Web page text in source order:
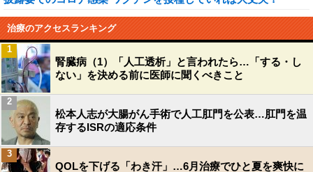
治療のアクセスランキング
腎臓病（1）「人工透析」と言われたら…「する・し
ない」を決める前に医師に聞くべきこと
1
松本人志が大腸がん手術で人工肛門を公表…肛門を温
存するISRの適応条件
2
QOLを下げる「わき汗」…6月治療でひと夏を爽快に
3